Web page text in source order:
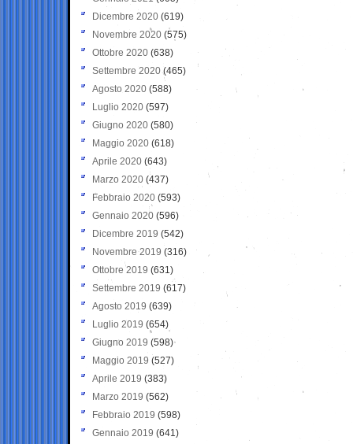
Dicembre 2020 (619)
Novembre 2020 (575)
Ottobre 2020 (638)
Settembre 2020(465)
Agosto 2020 (588)
Luglio 2020 (597)
Giugno 2020 (580)
Maggio 2020 (618)
Aprile 2020 (643)
Marzo 2020 (437)
Febbraio 2020 (593)
Gennaio 2020 (596)
Dicembre 2019 (542)
Novembre 2019 (316)
Ottobre 2019 (631)
Settembre 2019 (617)
Agosto 2019 (639)
Luglio 2019 (654)
Giugno 2019 (598)
Maggio 2019 (527)
Aprile 2019 (383)
Marzo 2019 (562)
Febbraio 2019 (598)
Gennaio 2019 (641)